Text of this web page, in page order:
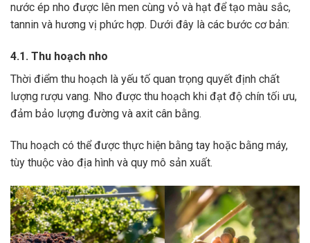
nước ép nho được lên men cùng vỏ và hạt để tạo màu sắc,
tannin và hương vị phức hợp. Dưới đây là các bước cơ bản:
4.1. Thu hoạch nho
Thời điểm thu hoạch là yếu tố quan trọng quyết định chất
lượng rượu vang. Nho được thu hoạch khi đạt độ chín tối ưu,
đảm bảo lượng đường và axit cân bằng.
Thu hoạch có thể được thực hiện bằng tay hoặc bằng máy,
tùy thuộc vào địa hình và quy mô sản xuất.